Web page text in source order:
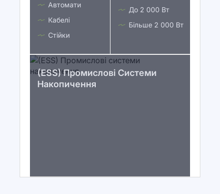
Автомати
Кабелі
Стійки
До 2 000 Вт
Більше 2 000 Вт
(ESS) Промислові Системи
Накопичення